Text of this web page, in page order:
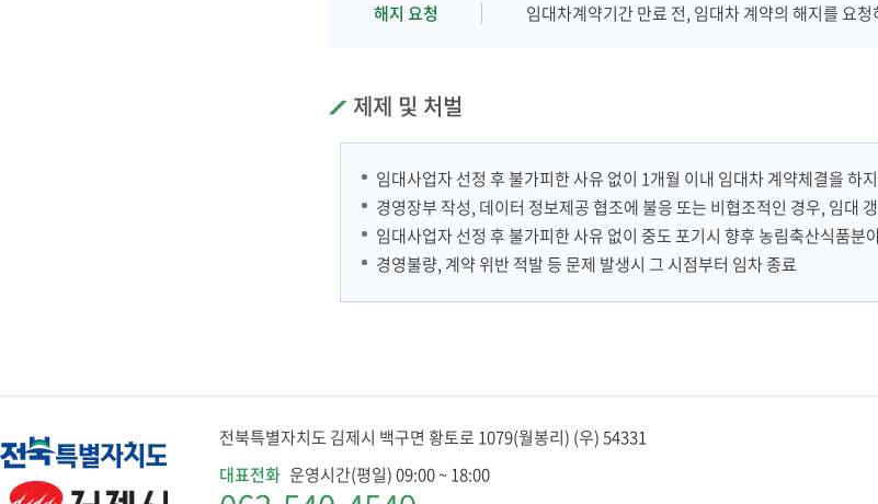
해지 요청 임대차계약기간 만료 전, 임대차 계약의 해지를 요
제제 및 처벌
임대사업자 선정 후 불가피한 사유 없이 1개월 이내 임대차 계약체결을 하
경영장부 작성, 데이터 정보제공 협조에 불응 또는 비협조적인 경우, 임대
임대사업자 선정 후 불가피한 사유 없이 중도 포기시 향후 농림축산식품
경영불량, 계약 위반 적발 등 문제 발생시 그 시점부터 임차 종료
전북특별자치도 김제시 백구면 황토로 1079(월봉리) (우) 54331
대표전화 운영시간(평일) 09:00 ~ 18:00